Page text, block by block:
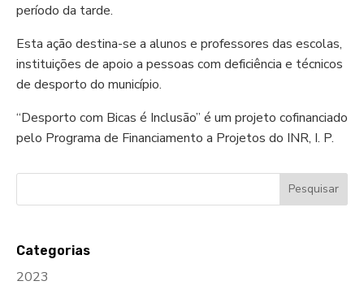
período da tarde.
Esta ação destina-se a alunos e professores das escolas,
instituições de apoio a pessoas com deficiência e técnicos
de desporto do município.
“Desporto com Bicas é Inclusão” é um projeto cofinanciado
pelo Programa de Financiamento a Projetos do INR, I. P.
Categorias
2023